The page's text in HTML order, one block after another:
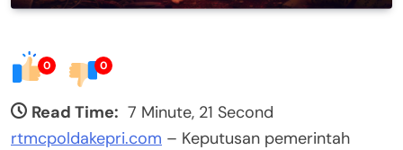
0 0
Read Time: 7 Minute, 21 Second
rtmcpoldakepri.com – Keputusan pemerintah